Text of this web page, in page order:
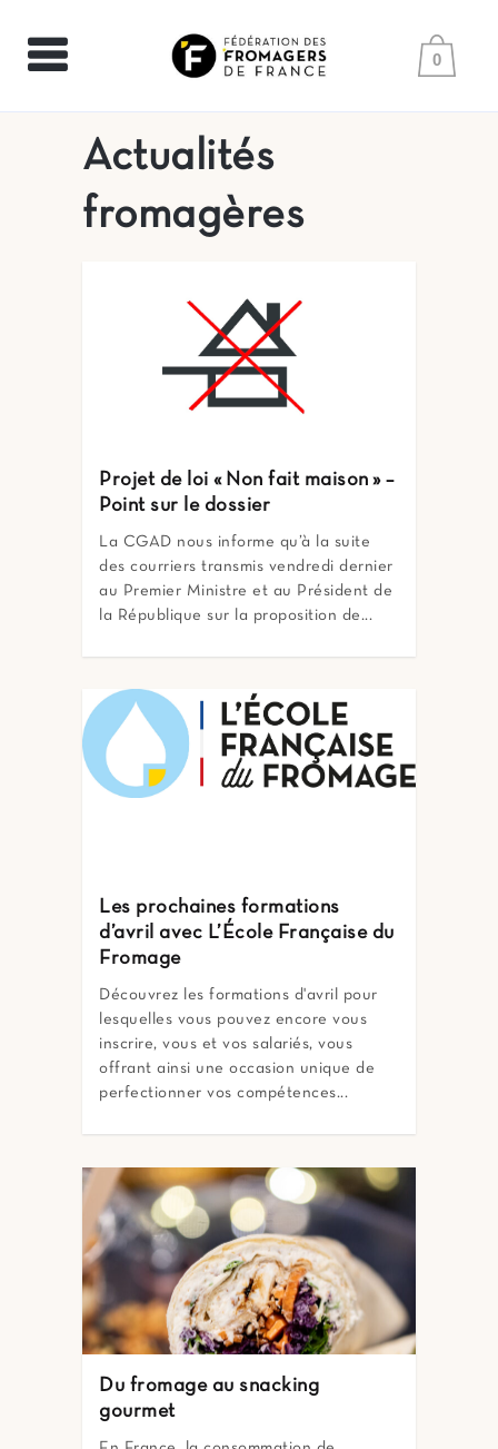
0
Actualités
fromagères
Projet de loi « Non fait maison » –
Point sur le dossier
La CGAD nous informe qu’à la suite
des courriers transmis vendredi dernier
au Premier Ministre et au Président de
la République sur la proposition de...
Les prochaines formations
d’avril avec L’École Française du
Fromage
Découvrez les formations d'avril pour
lesquelles vous pouvez encore vous
inscrire, vous et vos salariés, vous
offrant ainsi une occasion unique de
perfectionner vos compétences...
Du fromage au snacking
gourmet